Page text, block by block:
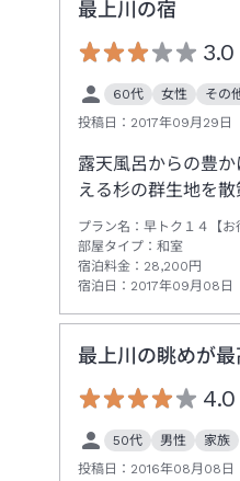
最上川の宿
3.0
60代 女性
その
投稿日： 2017年09月29日
露天風呂からの豊
える杉の群生地を散
プラン名： 早トク１４【
部屋タイプ： 和室
宿泊料金： 28,200円
宿泊日： 2017年09月08日
最上川の眺めが最
4.0
50代 男性
家族
投稿日： 2016年08月08日